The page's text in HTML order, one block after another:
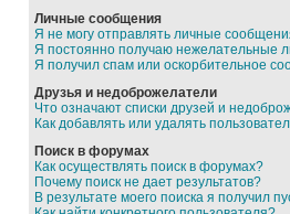
Личные сообщения
Я не могу отправлять личные
Я постоянно получаю нежелательные
Я получил спам или оскорбительное
Друзья и недоброжелатели
Что означают списки друзей и
Как добавлять или удалять
Поиск в форумах
Как осуществлять поиск в форумах?
Почему поиск не дает результатов?
В результате моего поиска я получил